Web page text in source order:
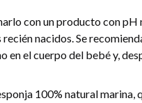
con un producto con pH
nacidos. Se
el cuerpo del bebé y,
100% natural